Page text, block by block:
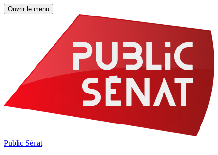
Ouvrir le menu
Public Sénat